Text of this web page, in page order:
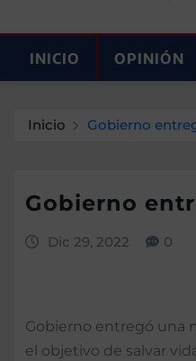
INICIO OPINIÓN
Inicio Gobierno
Gobierno
Dic 29, 2022 0
Gobierno entregó una
el objetivo de salvar